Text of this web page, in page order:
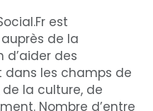
est
de la
d’aider des
les champs de
la culture, de
Nombre d’entre